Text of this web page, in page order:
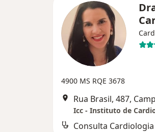
4900 MS RQE 3678
Rua Brasil, 487,
Icc - Instituto de
Consulta Cardiologia